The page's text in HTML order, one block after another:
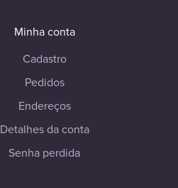
Minha conta
Cadastro
Pedidos
Endereços
Detalhes da conta
Senha perdida